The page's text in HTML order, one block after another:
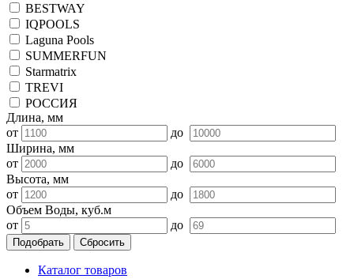
BESTWAY
IQPOOLS
Laguna Pools
SUMMERFUN
Starmatrix
TREVI
РОССИЯ
Длина, мм
от
до
Ширина, мм
от
до
Высота, мм
от
до
Объем Воды, куб.м
от
до
Подобрать Сбросить
Каталог товаров